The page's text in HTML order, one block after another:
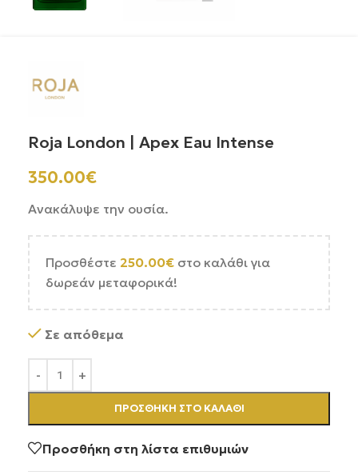
Roja London | Apex Eau Intense
350.00€
Ανακάλυψε την ουσία.
Προσθέστε 250.00€ στο καλάθι για
δωρεάν μεταφορικά!
Σε απόθεμα
ΠΡΟΣΘΉΚΗ ΣΤΟ ΚΑΛΆΘΙ
Προσθήκη στη λίστα επιθυμιών